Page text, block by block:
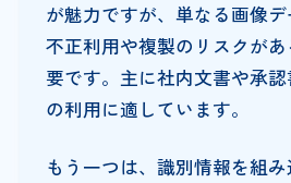
が魅力ですが、単なる画像デ
不正利用や複製のリスクが
要です。主に社内文書や承
の利用に適しています。
もう一つは、識別情報を組